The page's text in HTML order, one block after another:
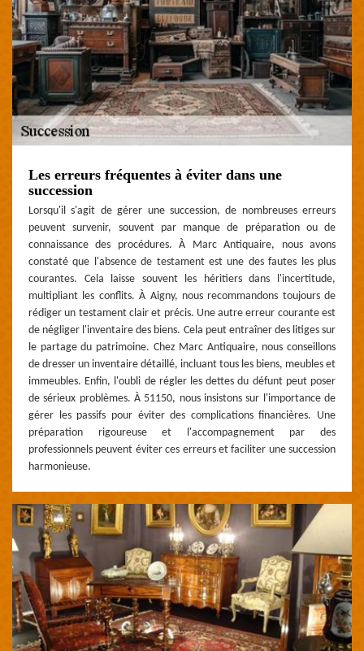
Les erreurs fréquentes à éviter dans une
succession
Lorsqu'il s'agit de gérer une succession, de nombreuses erreurs
peuvent survenir, souvent par manque de préparation ou de
connaissance des procédures. À Marc Antiquaire, nous avons
constaté que l'absence de testament est une des fautes les plus
courantes. Cela laisse souvent les héritiers dans l'incertitude,
multipliant les conflits. À Aigny, nous recommandons toujours de
rédiger un testament clair et précis. Une autre erreur courante est
de négliger l'inventaire des biens. Cela peut entraîner des litiges sur
le partage du patrimoine. Chez Marc Antiquaire, nous conseillons
de dresser un inventaire détaillé, incluant tous les biens, meubles et
immeubles. Enfin, l'oubli de régler les dettes du défunt peut poser
de sérieux problèmes. À 51150, nous insistons sur l'importance de
gérer les passifs pour éviter des complications financières. Une
préparation rigoureuse et l'accompagnement par des
professionnels peuvent éviter ces erreurs et faciliter une succession
harmonieuse.